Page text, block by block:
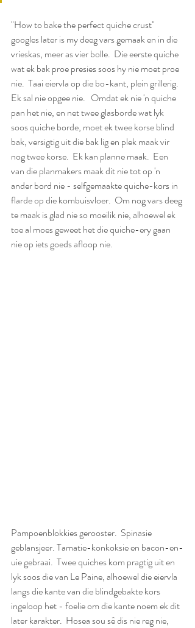
"How to bake the perfect quiche crust"
googles later is my deeg vars gemaak en in die
vrieskas, meer as vier bolle.  Die eerste quiche
wat ek bak proe presies soos hy nie moet proe
nie.  Taai eiervla op die bo-kant, plein grillerig.
Ek sal nie opgee nie.   Omdat ek nie 'n quiche
pan het nie, en net twee glasborde wat lyk
soos quiche borde, moet ek twee korse blind
bak, versigtig uit die bak lig en plek maak vir
nog twee korse.  Ek kan planne maak.  Een
van die planmakers maak dit nie tot op 'n
ander bord nie - selfgemaakte quiche-kors in
flarde op die kombuisvloer.  Om nog vars deeg
te maak is glad nie so moeilik nie, alhoewel ek
toe al moes geweet het die quiche-ery gaan
nie op iets goeds afloop nie.
Pampoenblokkies gerooster.  Spinasie
geblansjeer. Tamatie-konkoksie en bacon-en-
uie gebraai.  Twee quiches kom pragtig uit en
lyk soos die van Le Paine, alhoewel die eiervla
langs die kante van die blindgebakte kors
ingeloop het - foelie om die kante noem ek dit
later karakter.  Hosea sou sê dis nie reg nie,